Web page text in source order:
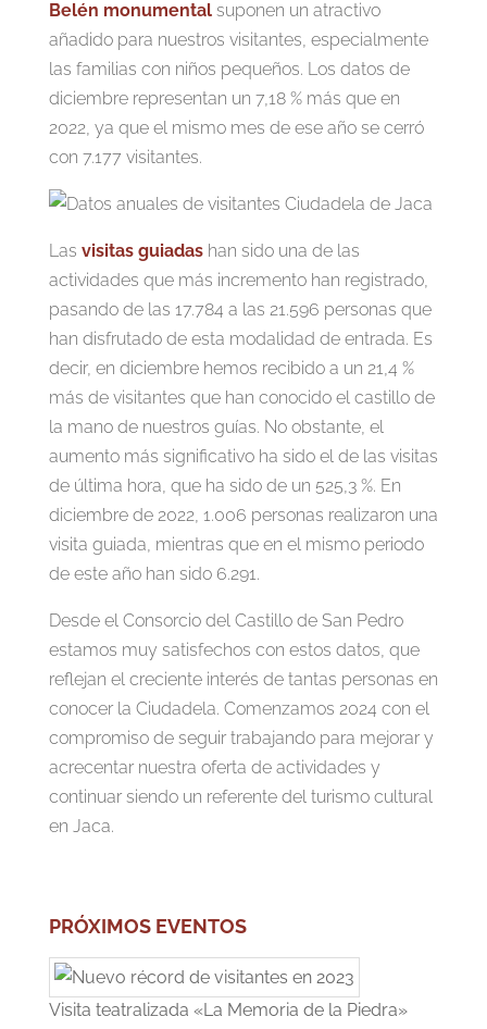
Belén monumentalsuponen un atractivo
añadido para nuestros visitantes, especialmente
las familias con niños pequeños. Los datos de
diciembre representan un 7,18 % más que en
2022, ya que el mismo mes de ese año se cerró
con 7.177 visitantes.
Las visitas guiadashan sido una de las
actividades que más incremento han registrado,
pasando de las 17.784 a las 21.596 personas que
han disfrutado de esta modalidad de entrada. Es
decir, en diciembre hemos recibido a un 21,4 %
más de visitantes que han conocido el castillo de
la mano de nuestros guías. No obstante, el
aumento más significativo ha sido el de las visitas
de última hora, que ha sido de un 525,3 %. En
diciembre de 2022, 1.006 personas realizaron una
visita guiada, mientras que en el mismo periodo
de este año han sido 6.291.
Desde el Consorcio del Castillo de San Pedro
estamos muy satisfechos con estos datos, que
reflejan el creciente interés de tantas personas en
conocer la Ciudadela. Comenzamos 2024 con el
compromiso de seguir trabajando para mejorar y
acrecentar nuestra oferta de actividades y
continuar siendo un referente del turismo cultural
en Jaca.
PRÓXIMOS EVENTOS
Visita teatralizada «La Memoria de la Piedra»